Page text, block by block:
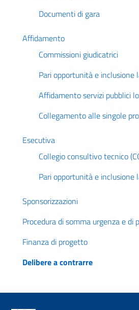
Documenti di gara
Affidamento
Commissioni giudicatrici
Pari opportunità e inclusione
Affidamento servizi pubblici
Collegamento alle singole
Esecutiva
Collegio consultivo tecnico
Pari opportunità e inclusione
Sponsorizzazioni
Procedura di somma urgenza e di
Finanza di progetto
Delibere a contrarre